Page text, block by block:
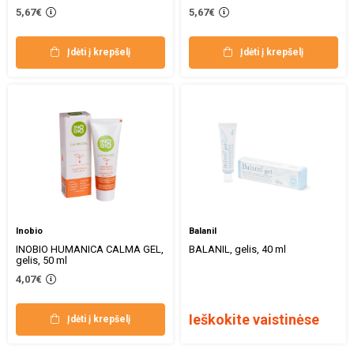
5,67€
Įdėti į krepšelį
5,67€
Įdėti į krepšelį
Inobio
INOBIO HUMANICA CALMA GEL,
gelis, 50 ml
4,07€
Įdėti į krepšelį
Balanil
BALANIL, gelis, 40 ml
Ieškokite vaistinėse